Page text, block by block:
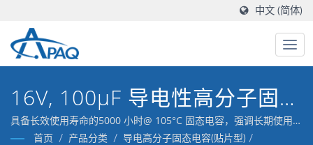
中文 (简体)
16V, 100μF 导电性高分子固态
电容(贴片型) - AV5K
具备长效使用寿命的5000 小时@ 105°C 固态电容，强调长期使用下
的稳定性。/鈺邦致力于研究高导电性的高分子材料电容器，并累积
首页 / 产品分类 / 导电高分子固态电容(贴片型) /